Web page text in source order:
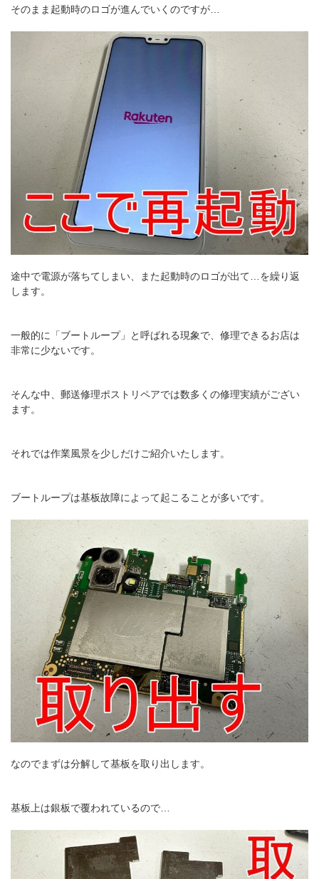
そのまま起動時のロゴが進んでいくのですが…
途中で電源が落ちてしまい、また起動時のロゴが出て…を繰り返
します。
一般的に「ブートループ」と呼ばれる現象で、修理できるお店は
非常に少ないです。
そんな中、郵送修理ポストリペアでは数多くの修理実績がござい
ます。
それでは作業風景を少しだけご紹介いたします。
ブートループは基板故障によって起こることが多いです。
なのでまずは分解して基板を取り出します。
基板上は銀板で覆われているので…